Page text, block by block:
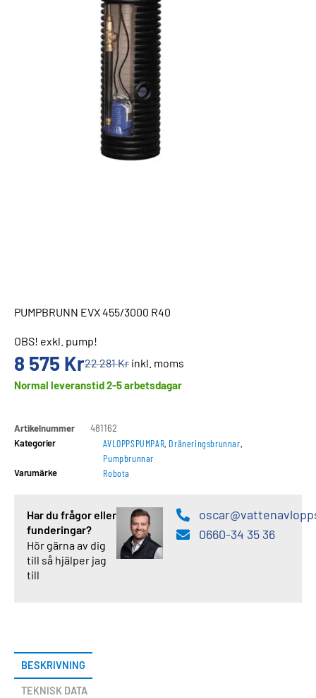
PUMPBRUNN EVX 455/3000 R40
OBS! exkl. pump!
8 575 Kr22 281Kr inkl. moms
Normal leveranstid 2-5 arbetsdagar
Artikelnummer
481162
Kategorier
AVLOPPSPUMPAR, Dräneringsbrunnar,
Pumpbrunnar
Varumärke Robota
Har du frågor eller
funderingar?
Hör gärna av dig
till så hjälper jag
till
0660-34 35 36
BESKRIVNING
TEKNISK DATA